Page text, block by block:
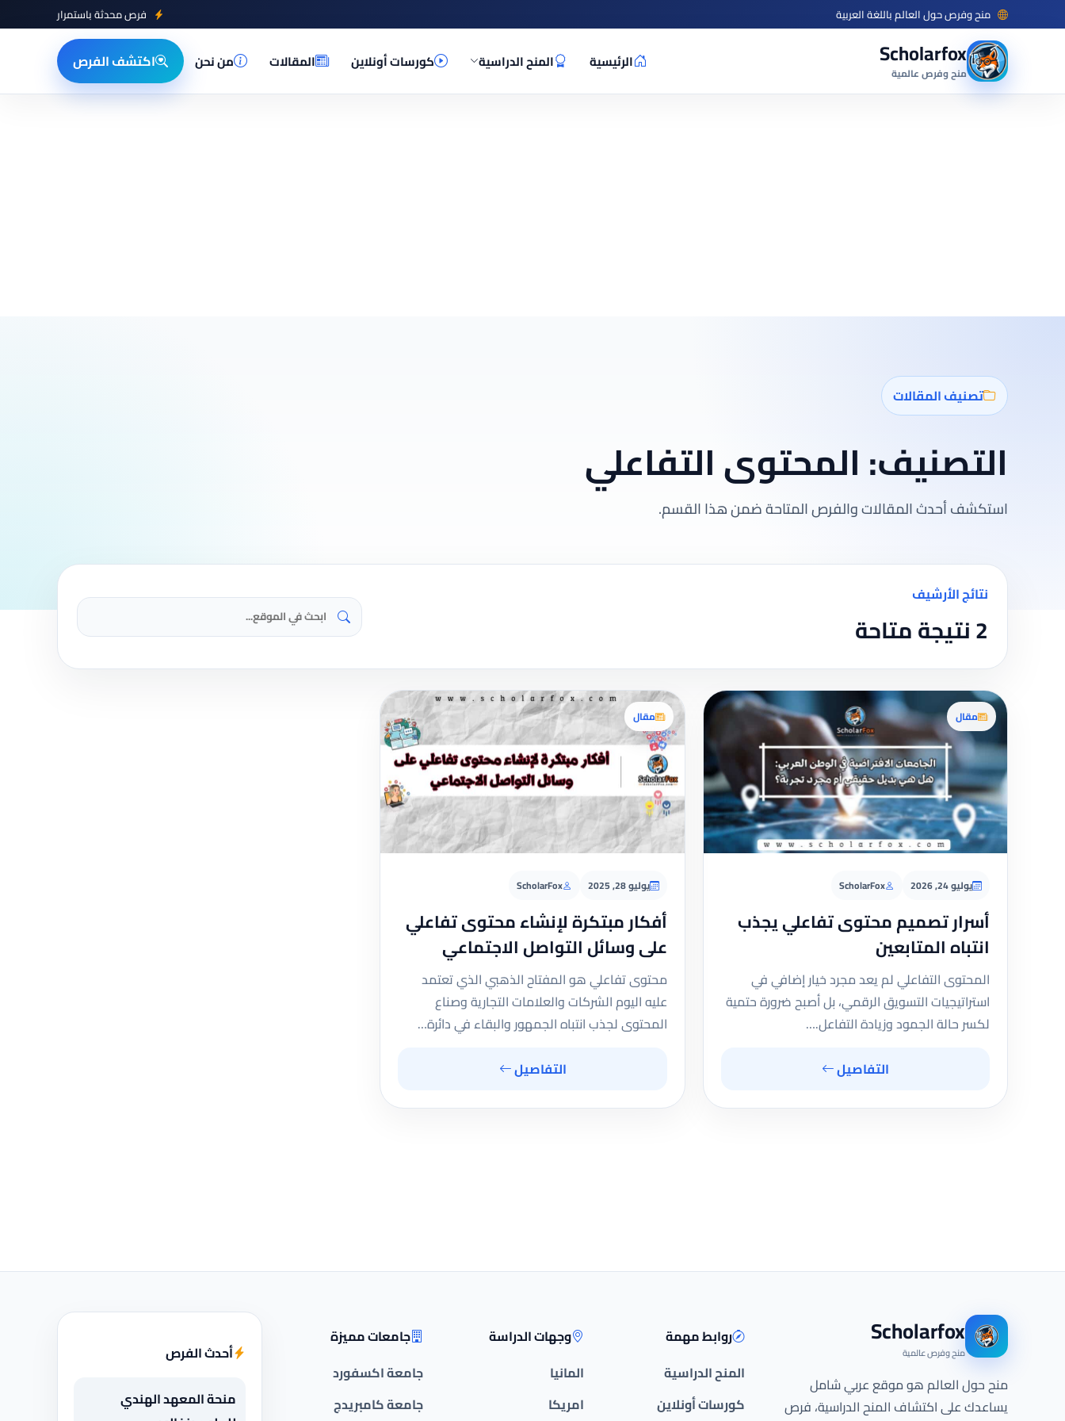
منح وفرص حول العالم باللغة العربية فرص محدثة باستمرار
Scholarfox
منح وفرص عالمية
الرئيسية المنح الدراسية كورسات أونلاين المقالات من نحن اكتشف الفرص
تصنيف المقالات
التصنيف:المحتوى التفاعلي
استكشف أحدث المقالات والفرص المتاحة ضمن هذا القسم.
نتائج الأرشيف
2 نتيجة متاحة
مقال
يوليو 24, 2026 ScholarFox
أسرار تصميم محتوى تفاعلي يجذب
انتباه المتابعين
المحتوى التفاعلي لم يعد مجرد خيار إضافي في
استراتيجيات التسويق الرقمي، بل أصبح ضرورة حتمية
لكسر حالة الجمود وزيادة التفاعل.…
التفاصيل
مقال
يوليو 28, 2025 ScholarFox
أفكار مبتكرة لإنشاء محتوى تفاعلي
على وسائل التواصل الاجتماعي
محتوى تفاعلي هو المفتاح الذهبي الذي تعتمد
عليه اليوم الشركات والعلامات التجارية وصناع
المحتوى لجذب انتباه الجمهور والبقاء في دائرة…
التفاصيل
Scholarfox
منح وفرص عالمية
منح حول العالم هو موقع عربي شامل
يساعدك على اكتشاف المنح الدراسية، فرص
روابط مهمة
المنح الدراسية
كورسات أونلاين
وجهات الدراسة
المانيا
امريكا
جامعات مميزة
جامعة اكسفورد
جامعة كامبريدج
أحدث الفرص
منحة المعهد الهندي